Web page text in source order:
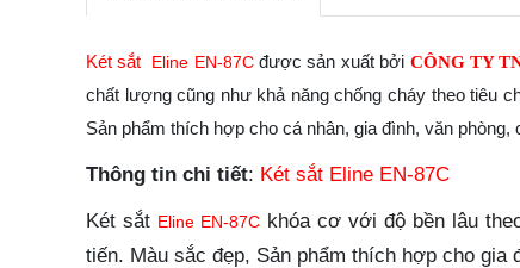
Két sắt Eline EN-87C được sản xuất bởi CÔNG TY
chất lượng cũng như khả năng chống cháy theo tiêu
Sản phẩm thích hợp cho cá nhân, gia đình, văn
Thông tin chi tiết: Két sắt Eline EN-87C
Két sắt Eline EN-87C khóa cơ với độ bền lâu
tiến. Màu sắc đẹp, Sản phẩm thích hợp cho